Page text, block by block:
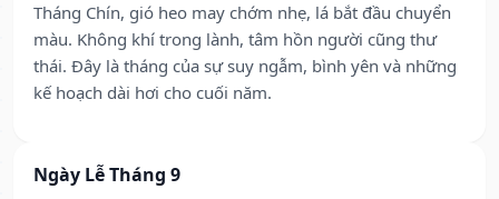
Tháng Chín, gió heo may chớm nhẹ, lá bắt đầu chuyển
màu. Không khí trong lành, tâm hồn người cũng thư
thái. Đây là tháng của sự suy ngẫm, bình yên và những
kế hoạch dài hơi cho cuối năm.
Ngày Lễ Tháng 9